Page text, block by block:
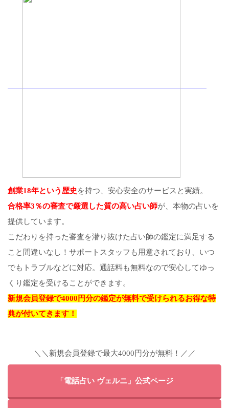
創業18年という歴史を持つ、安心安全のサービスと実績。
合格率3％の審査で厳選した質の高い占い師が、本物の占いを
提供しています。
こだわりを持った審査を潜り抜けた占い師の鑑定に満足する
こと間違いなし！サポートスタッフも用意されており、いつ
でもトラブルなどに対応。通話料も無料なので安心してゆっ
くり鑑定を受けることができます。
新規会員登録で4000円分の鑑定が無料で受けられるお得な特
典が付いてきます！
＼＼新規会員登録で最大4000円分が無料！／／
「電話占い ヴェルニ」公式ページ